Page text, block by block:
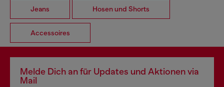
Jeans Hosen und Shorts
Accessoires
Melde Dich an für Updates und Aktionen via
Mail